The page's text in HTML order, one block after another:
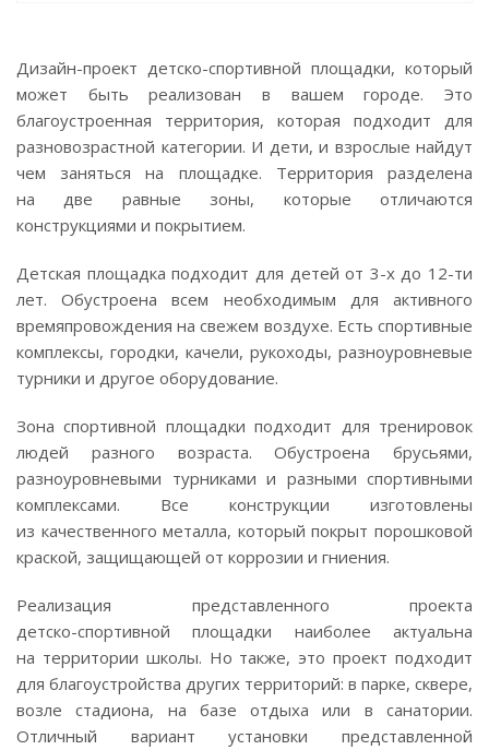
Дизайн-проект детско-спортивной площадки, который
может быть реализован в вашем городе. Это
благоустроенная территория, которая подходит для
разновозрастной категории. И дети, и взрослые найдут
чем заняться на площадке. Территория разделена
на две равные зоны, которые отличаются
конструкциями и покрытием.
Детская площадка подходит для детей от 3-хдо 12-ти
лет. Обустроена всем необходимым для активного
времяпровождения на свежем воздухе. Есть спортивные
комплексы, городки, качели, рукоходы, разноуровневые
турники и другое оборудование.
Зона спортивной площадки подходит для тренировок
людей разного возраста. Обустроена брусьями,
разноуровневыми турниками и разными спортивными
комплексами. Все конструкции изготовлены
из качественного металла, который покрыт порошковой
краской, защищающей от коррозии и гниения.
Реализация представленного проекта
детско-спортивной площадки наиболее актуальна
на территории школы. Но также, это проект подходит
для благоустройства других территорий: в парке, сквере,
возле стадиона, на базе отдыха или в санатории.
Отличный вариант установки представленной